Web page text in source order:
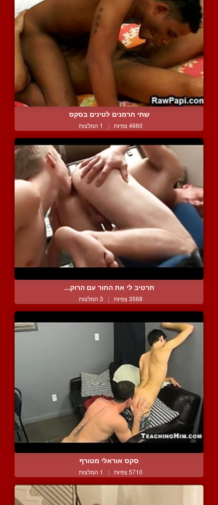
שתי חרמנים לטינים בסקס
4660 צפיות | 1 המלצות
תרטיב לי את החור עם הרוק...
3568 צפיות | 3 המלצות
סקס אוראלי מטורף
5710 צפיות | 1 המלצות